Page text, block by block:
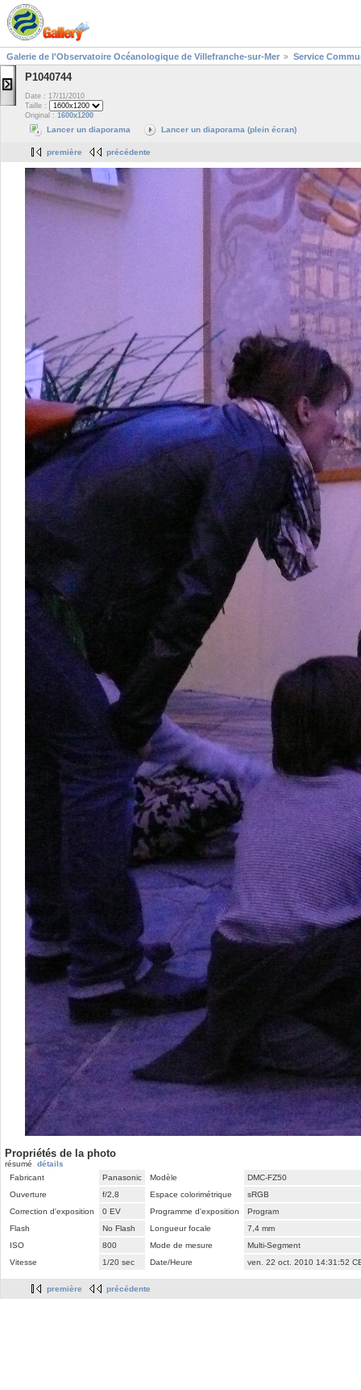
Galerie de l'Observatoire Océanologique de Villefranche-sur-Mer Service
P1040744
Date : 17/11/2010
Taille :
Original : 1600x1200
Lancer un diaporama Lancer un diaporama (plein écran)
première précédente
Propriétés de la photo
résumé détails
Fabricant
Panasonic Modèle
DMC-FZ50
Ouverture
f/2,8 Espace colorimétrique
sRGB
Correction d'exposition
0 EV Programme d'exposition
Program
Flash
No Flash Longueur focale
7,4 mm
ISO
800 Mode de mesure
Multi-Segment
Vitesse
1/20 sec Date/Heure ven. 22 oct. 2010 14:31:52
première précédente